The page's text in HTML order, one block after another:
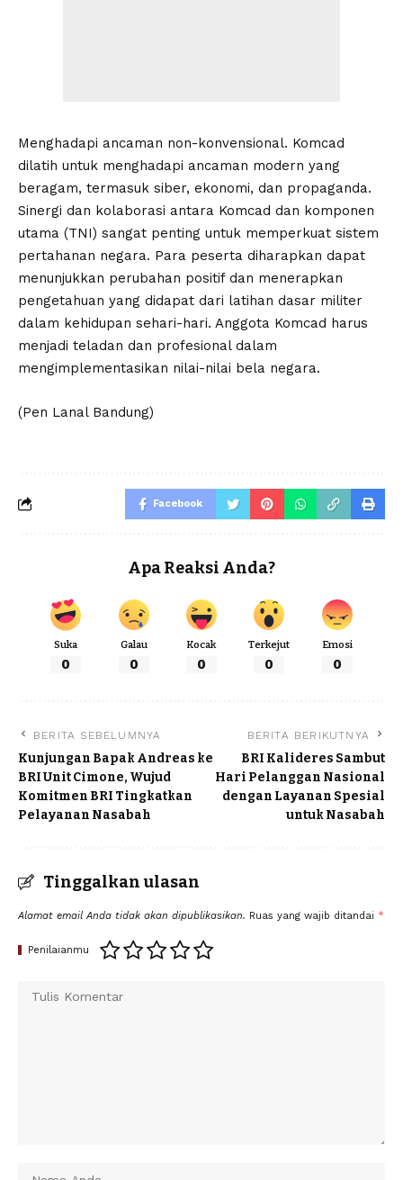
Menghadapi ancaman non-konvensional. Komcad
dilatih untuk menghadapi ancaman modern yang
beragam, termasuk siber, ekonomi, dan propaganda.
Sinergi dan kolaborasi antara Komcad dan komponen
utama (TNI) sangat penting untuk memperkuat sistem
pertahanan negara. Para peserta diharapkan dapat
menunjukkan perubahan positif dan menerapkan
pengetahuan yang didapat dari latihan dasar militer
dalam kehidupan sehari-hari. Anggota Komcad harus
menjadi teladan dan profesional dalam
mengimplementasikan nilai-nilai bela negara.
(Pen Lanal Bandung)
Facebook
Apa Reaksi Anda?
Suka
0
Galau
0
Kocak
0
Terkejut
0
Emosi
0
BERITA SEBELUMNYA
Kunjungan Bapak Andreas ke
BRI Unit Cimone, Wujud
Komitmen BRI Tingkatkan
Pelayanan Nasabah
BERITA BERIKUTNYA
BRI Kalideres Sambut
Hari Pelanggan Nasional
dengan Layanan Spesial
untuk Nasabah
Tinggalkan ulasan
Alamat email Anda tidak akan dipublikasikan. Ruas yang wajib ditandai *
Penilaianmu